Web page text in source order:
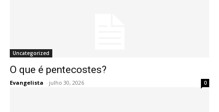
Uncategorized
O que é pentecostes?
Evangelista - julho 30, 2026 0